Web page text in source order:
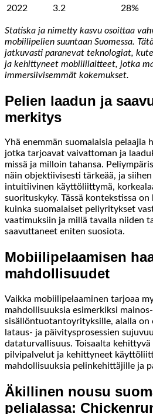
2022
3.2 28%
Statiska ja nimetty kasvu osoittaa
mobiilipelien suuntaan Suomessa.
jatkuvasti paranevat teknologiat,
ja kehittyneet mobiililaitteet, jotka
immersiivisemmät kokemukset.
Pelien laadun ja
merkitys
Yhä enemmän suomalaisia pelaajia
jotka tarjoavat vaivattoman ja
missä ja milloin tahansa.
näin objektiivisesti tärkeää, ja
intuitiivinen käyttöliittymä,
suorituskyky. Tässä kontekstissa
kuinka suomalaiset peliyritykset
vaatimuksiin ja millä tavalla niiden
saavuttaneet eniten suosiota.
Mobiilipelaamisen
mahdollisuudet
Vaikka mobiilipelaaminen tarjoaa
mahdollisuuksia esimerkiksi
sisällöntuotantoyrityksille, alalla on
lataus- ja päivitysprosessien
dataturvallisuus. Toisaalta
pilvipalvelut ja kehittyneet
mahdollisuuksia pelinkehittäjille ja
Äkillinen nousu
pelialassa: